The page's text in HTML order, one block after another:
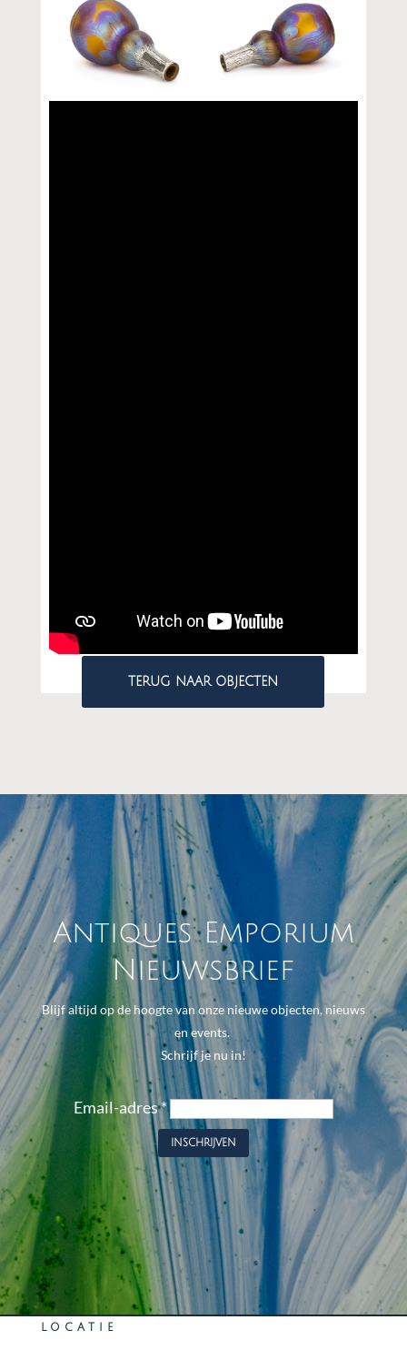
TERUG NAAR OBJECTEN
Antiques Emporium
Nieuwsbrief
Blijf altijd op de hoogte van onze nieuwe objecten, nieuws
en events.
Schrijf je nu in!
Email-adres*
LOCATIE